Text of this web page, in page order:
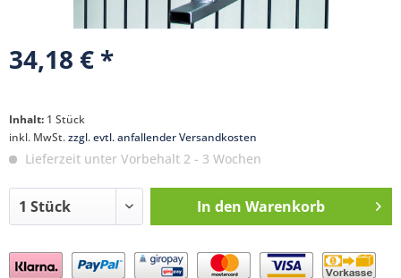
34,18 € *
Inhalt: 1 Stück
inkl. MwSt.zzgl. evtl. anfallender Versandkosten
Lieferzeit unter Vorbehalt 2 - 3 Wochen
In den Warenkorb
Preis anfragen